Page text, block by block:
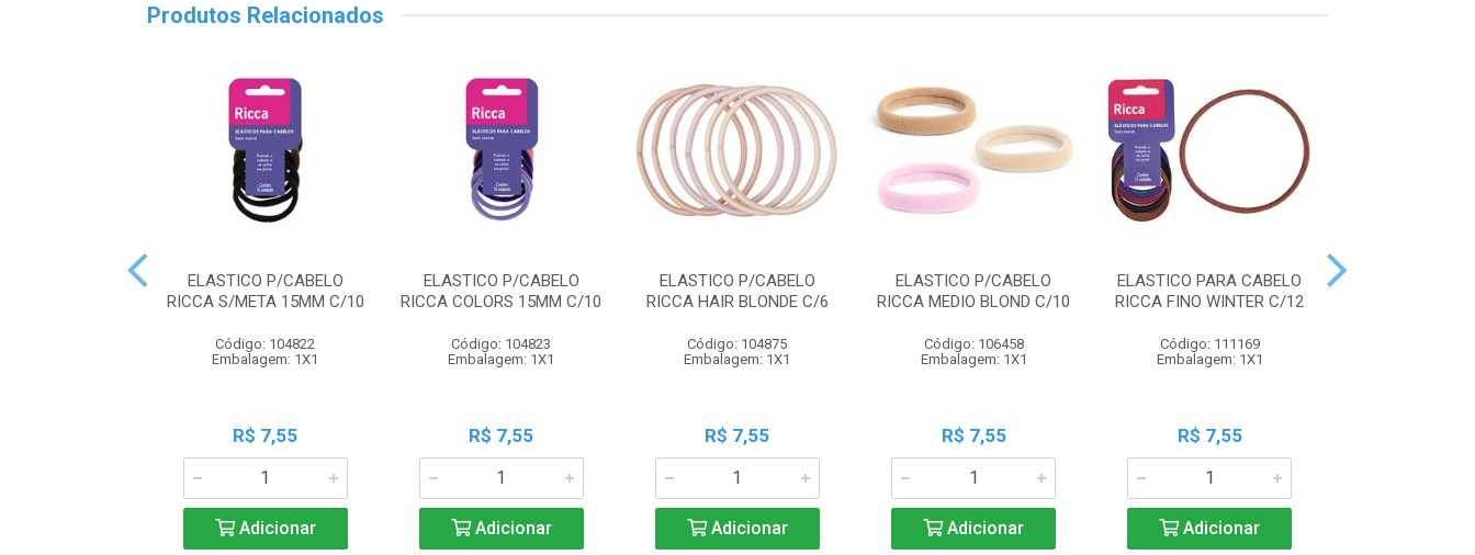
Produtos Relacionados
ELASTICO P/CABELO
RICCA S/META 15MM C/10
Código: 104822
Embalagem: 1X1
R$ 7,55
Adicionar
ELASTICO P/CABELO
RICCA COLORS 15MM C/10
Código: 104823
Embalagem: 1X1
R$ 7,55
Adicionar
ELASTICO P/CABELO
RICCA HAIR BLONDE C/6
Código: 104875
Embalagem: 1X1
R$ 7,55
Adicionar
ELASTICO P/CABELO
RICCA MEDIO BLOND C/10
Código: 106458
Embalagem: 1X1
R$ 7,55
Adicionar
ELASTICO PARA CABELO
RICCA FINO WINTER C/12
Código: 111169
Embalagem: 1X1
R$ 7,55
Adicionar